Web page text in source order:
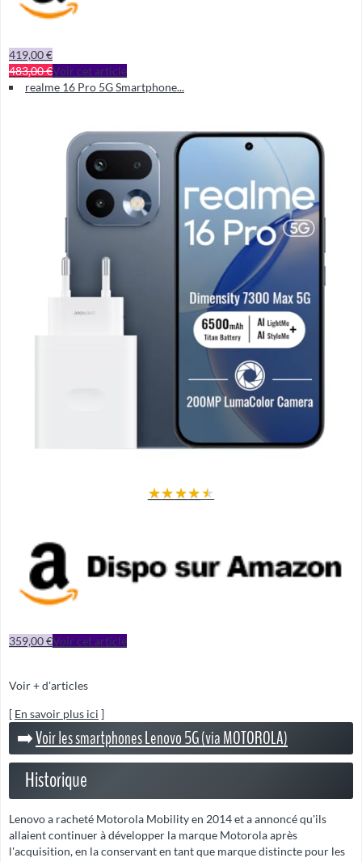
419,00 €
483,00 €Voir cet article
realme 16 Pro 5G Smartphone...
★★★★★
359,00 €Voir cet article
Voir + d'articles
[ En savoir plus ici ]
➡️Voir les smartphones Lenovo 5G (via MOTOROLA)
Historique
Lenovo a racheté Motorola Mobility en 2014 et a annoncé qu'ils
allaient continuer à développer la marque Motorola après
l'acquisition, en la conservant en tant que marque distincte pour les